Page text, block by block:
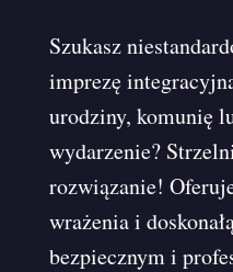
Szukasz
imprezę
urodziny, komunię
wydarzenie?
rozwiązanie!
wrażenia i
bezpiecznym i